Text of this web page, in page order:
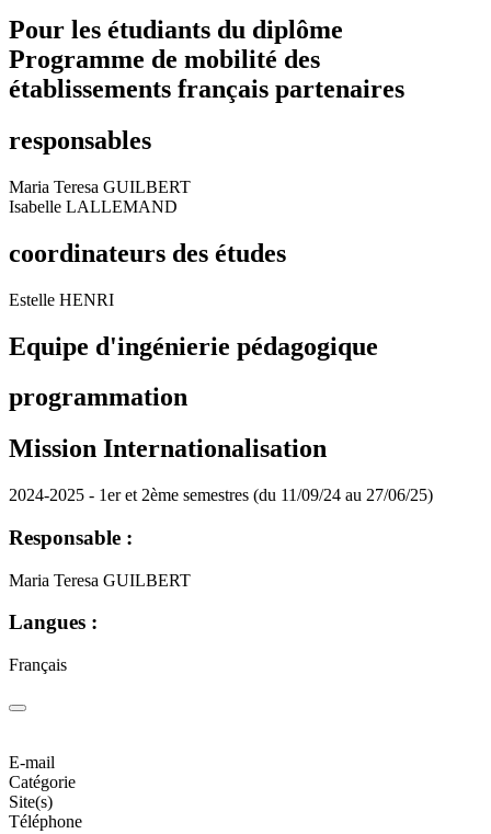
Pour les étudiants du diplôme
Programme de mobilité des
établissements français partenaires
responsables
Maria Teresa GUILBERT
Isabelle LALLEMAND
coordinateurs des études
Estelle HENRI
Equipe d'ingénierie pédagogique
programmation
Mission Internationalisation
2024-2025 - 1er et 2ème semestres (du 11/09/24 au 27/06/25)
Responsable :
Maria Teresa GUILBERT
Langues :
Français
E-mail
Catégorie
Site(s)
Téléphone